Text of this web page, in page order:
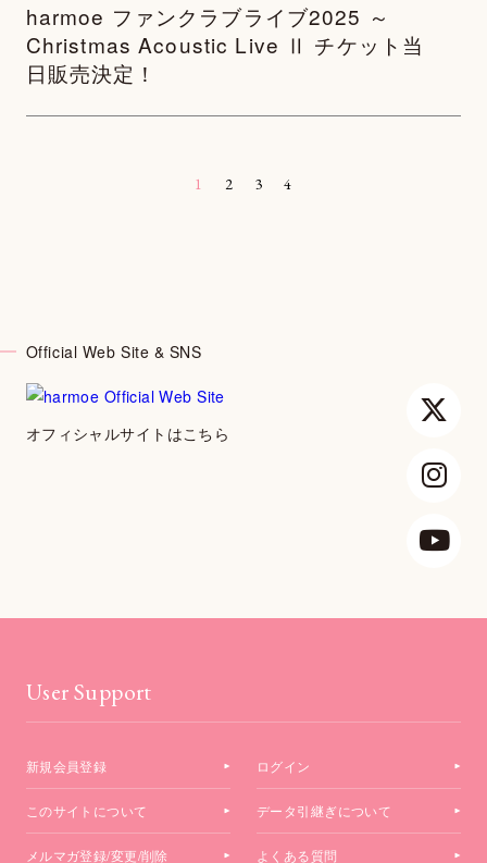
harmoe ファンクラブライブ2025 ～
Christmas Acoustic Live Ⅱ チケット当
日販売決定！
1 2 3 4
Official Web Site & SNS
オフィシャルサイトはこちら
User Support
新規会員登録 ログイン
このサイトについて データ引継ぎについて
メルマガ登録/変更/削除 よくある質問